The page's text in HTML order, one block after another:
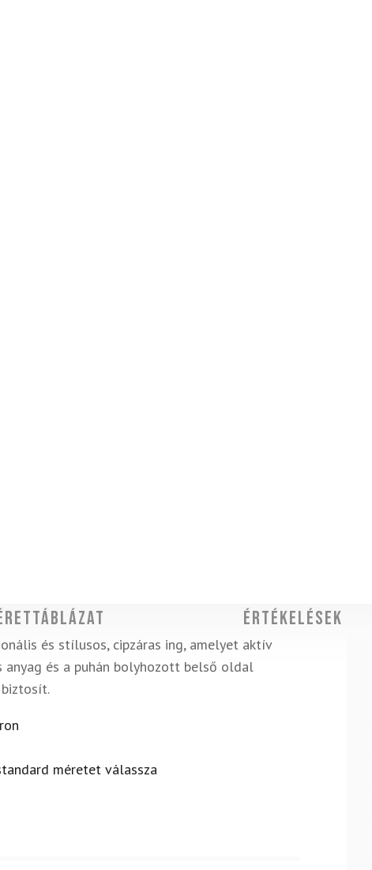
Értékelések
és stílusos, cipzáras ing, amelyet aktív
anyag és a puhán bolyhozott belső oldal
méretet válassza